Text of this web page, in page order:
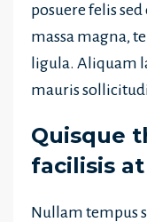
posuere felis
massa magna,
ligula. Aliquam
mauris
Quisque
facilisis
Nullam tempus